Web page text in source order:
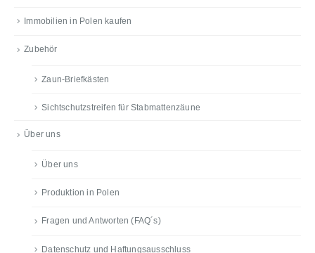
Immobilien in Polen kaufen
Zubehör
Zaun-Briefkästen
Sichtschutzstreifen für Stabmattenzäune
Über uns
Über uns
Produktion in Polen
Fragen und Antworten (FAQ´s)
Datenschutz und Haftungsausschluss